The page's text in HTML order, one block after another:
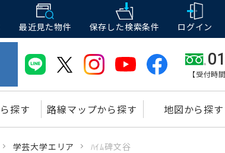
最近見た物件 保存した検索条件 ログイン
【受付時
探す 路線マップから探す 地図から探す
学芸大学エリア ﾊｲﾑ碑文谷